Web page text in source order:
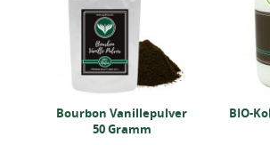
Bourbon Vanillepulver
50 Gramm
BIO-